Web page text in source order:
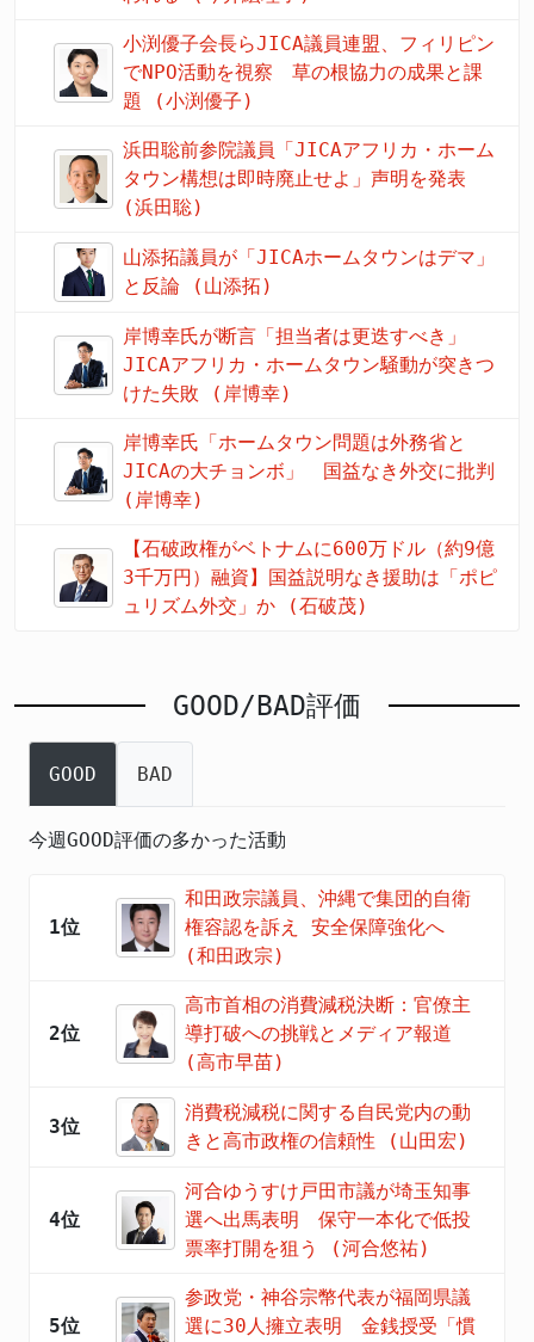
小渕優子会長らJICA議員連盟、フィリピン
でNPO活動を視察 草の根協力の成果と課
題 (小渕優子)
浜田聡前参院議員「JICAアフリカ・ホーム
タウン構想は即時廃止せよ」声明を発表
(浜田聡)
山添拓議員が「JICAホームタウンはデマ」
と反論 (山添拓)
岸博幸氏が断言「担当者は更迭すべき」
JICAアフリカ・ホームタウン騒動が突きつ
けた失敗 (岸博幸)
岸博幸氏「ホームタウン問題は外務省と
JICAの大チョンボ」 国益なき外交に批判
(岸博幸)
【石破政権がベトナムに600万ドル（約9億
3千万円）融資】国益説明なき援助は「ポピ
ュリズム外交」か (石破茂)
GOOD/BAD評価
GOOD BAD
今週GOOD評価の多かった活動
1位
和田政宗議員、沖縄で集団的自衛
権容認を訴え 安全保障強化へ
(和田政宗)
2位
高市首相の消費減税決断：官僚主
導打破への挑戦とメディア報道
(高市早苗)
3位
消費税減税に関する自民党内の動
きと高市政権の信頼性 (山田宏)
4位
河合ゆうすけ戸田市議が埼玉知事
選へ出馬表明 保守一本化で低投
票率打開を狙う (河合悠祐)
5位
参政党・神谷宗幣代表が福岡県議
選に30人擁立表明 金銭授受「慣